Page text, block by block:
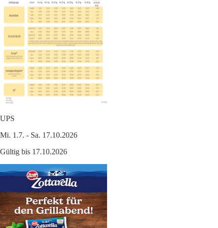
UPS
Mi. 1.7. - Sa. 17.10.2026
Gültig bis 17.10.2026